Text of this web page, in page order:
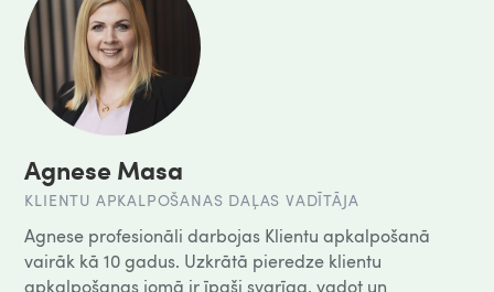
Agnese Masa
KLIENTU APKALPOŠANAS DAĻAS VADĪTĀJA
Agnese profesionāli darbojas Klientu apkalpošanā
vairāk kā 10 gadus. Uzkrātā pieredze klientu
apkalpošanas jomā ir īpaši svarīga, vadot un